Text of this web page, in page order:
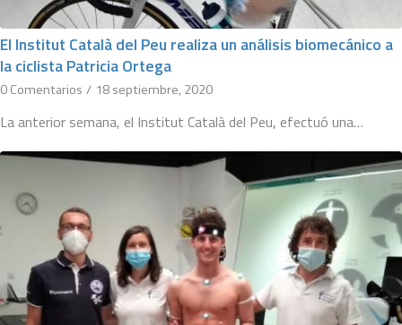
El Institut Català del Peu realiza un análisis biomecánico a
la ciclista Patricia Ortega
0 Comentarios / 18 septiembre, 2020
La anterior semana, el Institut Català del Peu, efectuó una…